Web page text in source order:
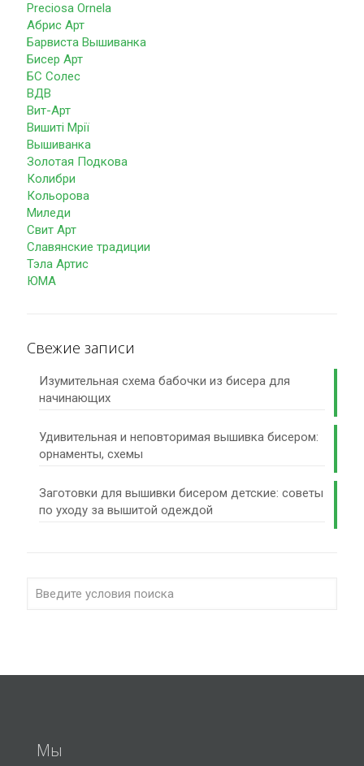
Preciosa Ornela
Абрис Арт
Барвиста Вышиванка
Бисер Арт
БС Солес
ВДВ
Вит-Арт
Вишиті Мрії
Вышиванка
Золотая Подкова
Колибри
Кольорова
Миледи
Свит Арт
Славянские традиции
Тэла Артис
ЮМА
Свежие записи
Изумительная схема бабочки из бисера для
начинающих
Удивительная и неповторимая вышивка бисером:
орнаменты, схемы
Заготовки для вышивки бисером детские: советы
по уходу за вышитой одеждой
Мы